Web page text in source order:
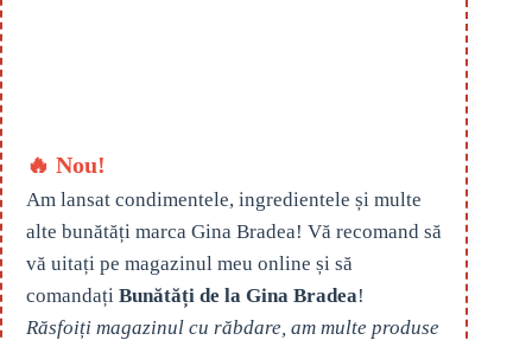
🔥 Nou!
Am lansat condimentele, ingredientele și multe
alte bunătăți marca Gina Bradea! Vă recomand să
vă uitați pe magazinul meu online și să
comandați Bunătăți de la Gina Bradea!
Răsfoiți magazinul cu răbdare, am multe produse